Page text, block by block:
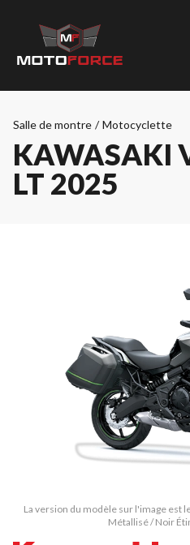
Salle de montre / Motocyclette
KAWASAKI
LT 2025
La version du modèle sur l'image est
Métallisé / Noir